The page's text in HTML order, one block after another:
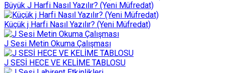
Büyük J Harfi Nasıl Yazılır? (Yeni Müfredat)
Küçük j Harfi Nasıl Yazılır? (Yeni Müfredat)
J Sesi Metin Okuma Çalışması
J SESİ HECE VE KELİME TABLOSU